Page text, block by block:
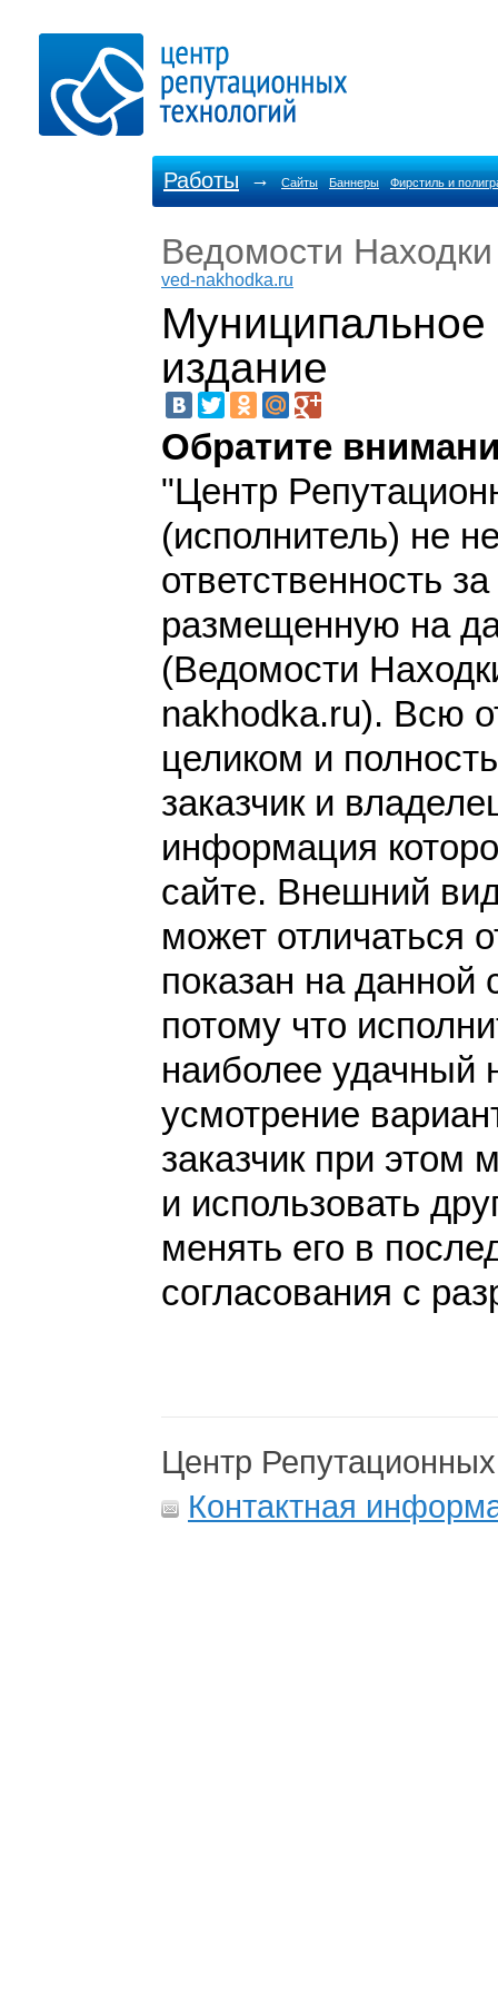
Работы → Сайты Баннеры Фирстиль и
Ведомости Находки
ved-nakhodka.ru
Муниципальное
издание
Обратите
"Центр
(исполнитель) не
ответственность
размещенную на
(Ведомости
nakhodka.ru). Всю
целиком и
заказчик и
информация
сайте. Внешний
может отличаться
показан на данной
потому что
наиболее удачный
усмотрение
заказчик при этом
и использовать
менять его в
согласования с
Центр
Контактная